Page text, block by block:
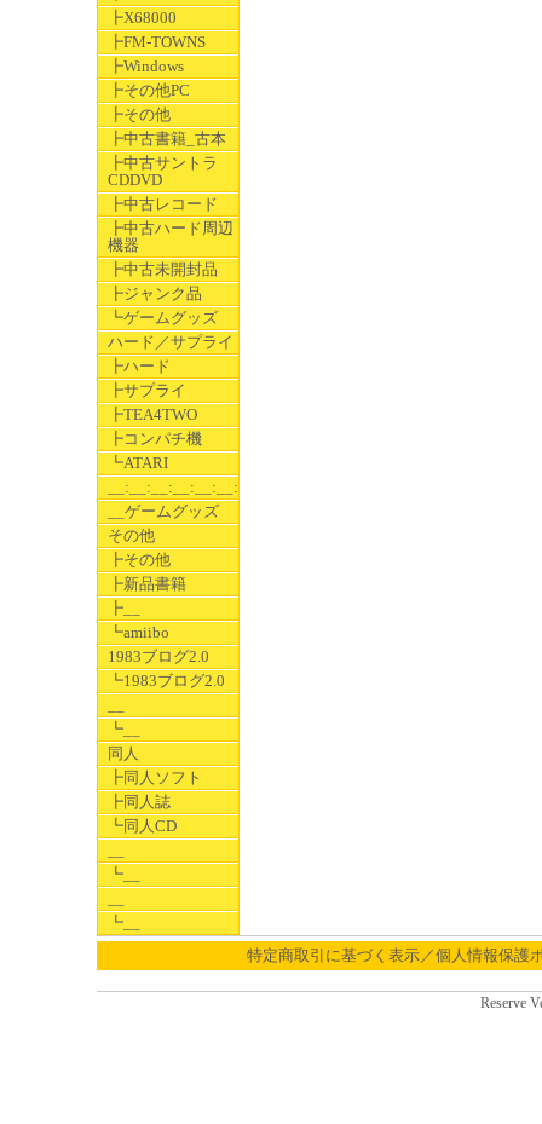
┣X68000
┣FM-TOWNS
┣Windows
┣その他PC
┣その他
┣中古書籍_古本
┣中古サントラ
CDDVD
┣中古レコード
┣中古ハード周辺
機器
┣中古未開封品
┣ジャンク品
┗ゲームグッズ
ハード／サプライ
┣ハード
┣サプライ
┣TEA4TWO
┣コンパチ機
┗ATARI
__:__:__:__:__:__:__
__ゲームグッズ
その他
┣その他
┣新品書籍
┣__
┗amiibo
1983ブログ2.0
┗1983ブログ2.0
┗__
同人
┣同人ソフト
┣同人誌
┗同人CD
┗__
┗__
特定商取引に基づく表示／個人情報保護
Reserve